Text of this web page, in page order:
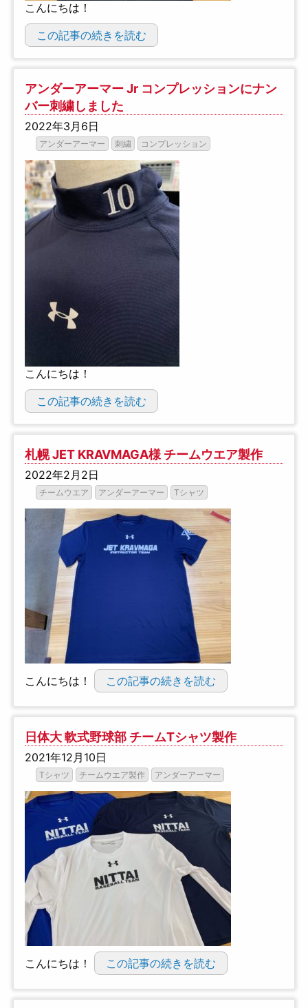
こんにちは！
この記事の続きを読む
アンダーアーマー Jr コンプレッションにナン
バー刺繍しました
2022年3月6日
アンダーアーマー 刺繍 コンプレッション
こんにちは！
この記事の続きを読む
札幌 JET KRAVMAGA様 チームウエア製作
2022年2月2日
チームウエア アンダーアーマー Tシャツ
こんにちは！ この記事の続きを読む
日体大 軟式野球部 チームTシャツ製作
2021年12月10日
Tシャツ チームウエア製作 アンダーアーマー
こんにちは！ この記事の続きを読む